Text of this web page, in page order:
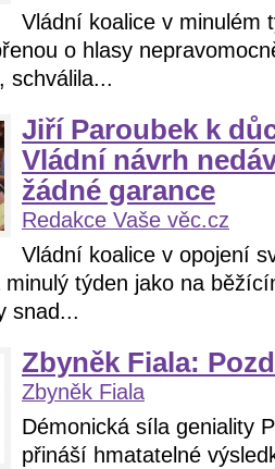
Vládní koalice v minulém
o hlasy
schválila...
Jiří Paroubek k
Vládní návrh
žádné garance
Redakce Vaše věc.cz
Vládní koalice v opojení
týden jako na
snad...
Zbyněk Fiala:
Zbyněk Fiala
Démonická síla geniality
přináší hmatatelné